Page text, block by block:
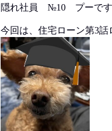
隠れ社員 №10 プーです
今回は、住宅ローン第